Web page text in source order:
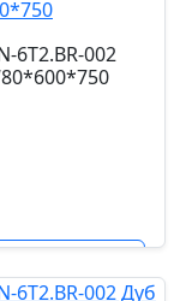
6T2.BR-002